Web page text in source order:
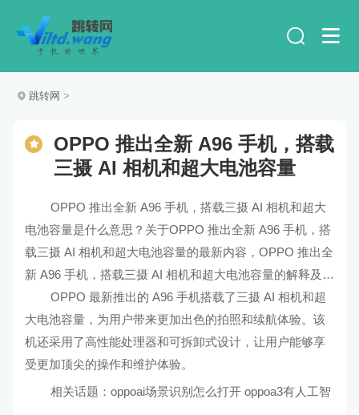
跳转网 >
OPPO 推出全新 A96 手机，搭载
三摄 AI 相机和超大电池容量
OPPO 推出全新 A96 手机，搭载三摄 AI 相机和超大
电池容量是什么意思？关于OPPO 推出全新 A96 手机，搭
载三摄 AI 相机和超大电池容量的最新内容，OPPO 推出全
新 A96 手机，搭载三摄 AI 相机和超大电池容量的解释及解
OPPO 最新推出的 A96 手机搭载了三摄 AI 相机和超
大电池容量，为用户带来更加出色的拍照和续航体验。该
机还采用了高性能处理器和可拆卸式设计，让用户能够享
受更加顶尖的操作和维护体验。
相关话题： oppoai场景识别怎么打开 oppoa3有人工智